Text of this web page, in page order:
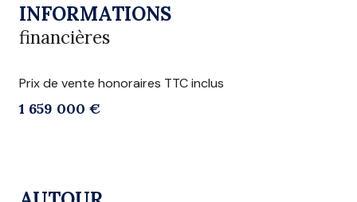
INFORMATIONS
financières
Prix de vente honoraires TTC inclus
1 659 000 €